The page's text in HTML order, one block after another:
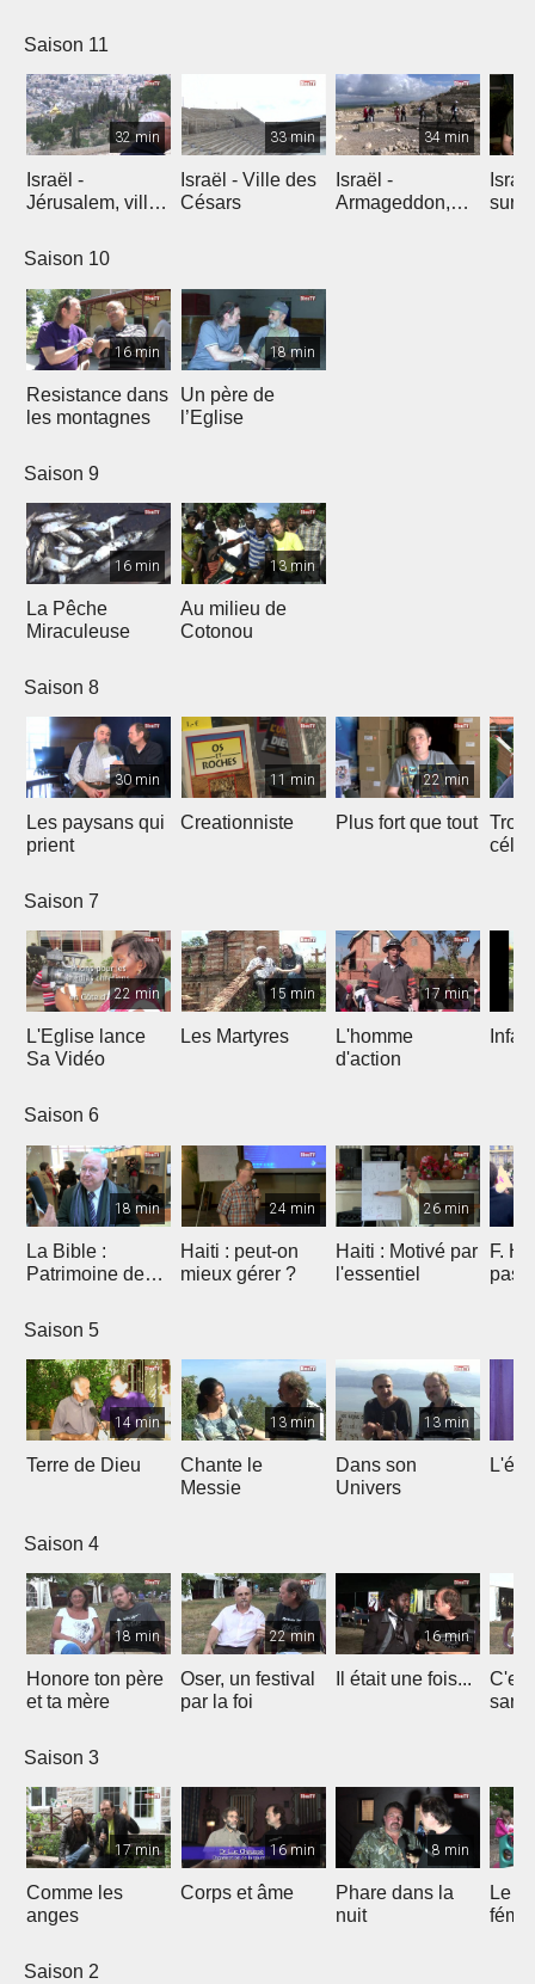
Saison 11
32 min
Israël -
Jérusalem, ville
33 min
Israël - Ville des
Césars
34 min
Israël -
Armageddon,
sur
Saison 10
16 min
Resistance dans
les montagnes
18 min
Un père de
l’Eglise
Saison 9
16 min
La Pêche
Miraculeuse
13 min
Au milieu de
Cotonou
Saison 8
30 min
Les paysans qui
prient
11 min
Creationniste
22 min
Plus fort que tout
Saison 7
22 min
L'Eglise lance
Sa Vidéo
15 min
Les Martyres
17 min
L'homme
d'action
Saison 6
18 min
La Bible :
Patrimoine de
Marseille
24 min
Haiti : peut-on
mieux gérer ?
26 min
Haiti : Motivé par
l'essentiel
F.
pas
Saison 5
14 min
Terre de Dieu
13 min
Chante le
Messie
13 min
Dans son
Univers
Saison 4
18 min
Honore ton père
et ta mère
22 min
Oser, un festival
par la foi
16 min
Il était une fois...
Saison 3
17 min
Comme les
anges
16 min
Corps et âme
8 min
Phare dans la
nuit
Le
Saison 2